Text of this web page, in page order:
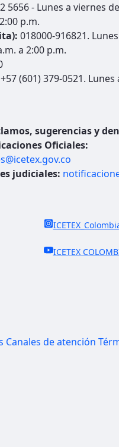
5656 - Lunes a viernes
p.m.
018000-916821.
a 2:00 p.m.
+57 (601) 379-0521.
sugerencias y
Oficiales:
judiciales:
ICETEX
Canales de atención